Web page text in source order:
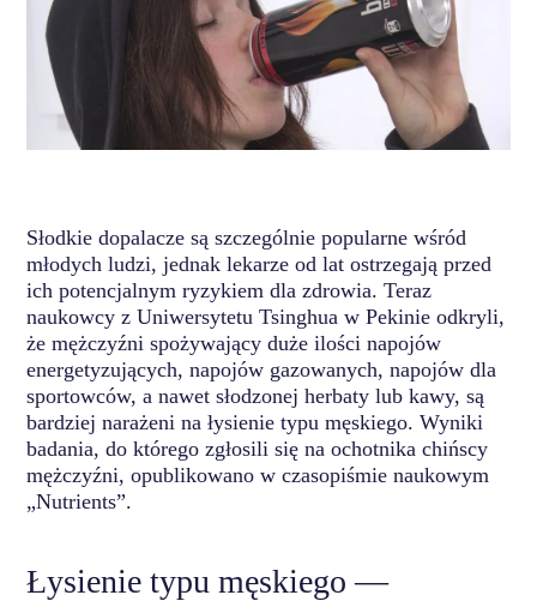
Słodkie dopalacze są szczególnie popularne wśród
młodych ludzi, jednak lekarze od lat ostrzegają przed
ich potencjalnym ryzykiem dla zdrowia. Teraz
naukowcy z Uniwersytetu Tsinghua w Pekinie odkryli,
że mężczyźni spożywający duże ilości napojów
energetyzujących, napojów gazowanych, napojów dla
sportowców, a nawet słodzonej herbaty lub kawy, są
bardziej narażeni na łysienie typu męskiego. Wyniki
badania, do którego zgłosili się na ochotnika chińscy
mężczyźni, opublikowano w czasopiśmie naukowym
„Nutrients”.
Łysienie typu męskiego —